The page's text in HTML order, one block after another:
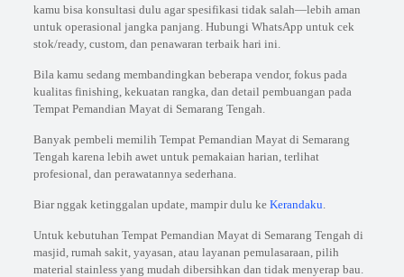
kamu bisa konsultasi dulu agar spesifikasi tidak salah—lebih aman
untuk operasional jangka panjang. Hubungi WhatsApp untuk cek
stok/ready, custom, dan penawaran terbaik hari ini.
Bila kamu sedang membandingkan beberapa vendor, fokus pada
kualitas finishing, kekuatan rangka, dan detail pembuangan pada
Tempat Pemandian Mayat di Semarang Tengah.
Banyak pembeli memilih Tempat Pemandian Mayat di Semarang
Tengah karena lebih awet untuk pemakaian harian, terlihat
profesional, dan perawatannya sederhana.
Biar nggak ketinggalan update, mampir dulu ke Kerandaku.
Untuk kebutuhan Tempat Pemandian Mayat di Semarang Tengah di
masjid, rumah sakit, yayasan, atau layanan pemulasaraan, pilih
material stainless yang mudah dibersihkan dan tidak menyerap bau.